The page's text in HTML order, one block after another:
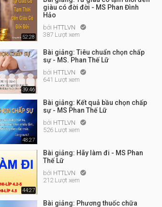
52:28
giàu có đời đời - MS Phan Đình
Hảo
bởi HTTLVN 
387 Lượt xem
39:46
Bài giảng: Tiêu chuẩn chọn chấp
sự - MS. Phan Thế Lữ
bởi HTTLVN 
641 Lượt xem
48:27
Bài giảng: Kết quả bầu chọn chấp
sự - MS Phan Thế Lữ
bởi HTTLVN 
526 Lượt xem
44:27
Bài giảng: Hãy làm đi - MS Phan
Thế Lữ
bởi HTTLVN 
212 Lượt xem
Bài giảng: Phương thuốc chữa